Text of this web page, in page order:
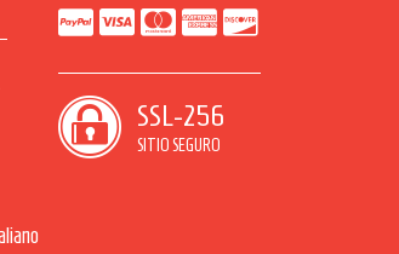
SSL-256
SITIO SEGURO